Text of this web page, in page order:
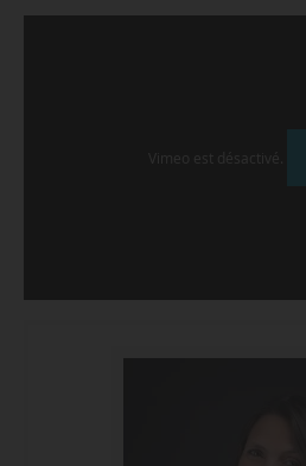
Vimeo est désactivé.